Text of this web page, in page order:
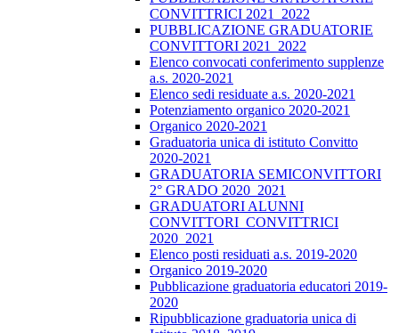
CONVITTRICI 2021_2022
PUBBLICAZIONE GRADUATORIE
CONVITTORI 2021_2022
Elenco convocati conferimento supplenze
a.s. 2020-2021
Elenco sedi residuate a.s. 2020-2021
Potenziamento organico 2020-2021
Organico 2020-2021
Graduatoria unica di istituto Convitto
2020-2021
GRADUATORIA SEMICONVITTORI
2° GRADO 2020_2021
GRADUATORI ALUNNI
CONVITTORI_CONVITTRICI
2020_2021
Elenco posti residuati a.s. 2019-2020
Organico 2019-2020
Pubblicazione graduatoria educatori 2019-
2020
Ripubblicazione graduatoria unica di